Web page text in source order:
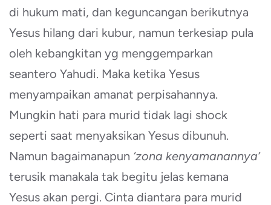
di hukum mati, dan keguncangan berikutnya
Yesus hilang dari kubur, namun terkesiap pula
oleh kebangkitan yg menggemparkan
seantero Yahudi. Maka ketika Yesus
menyampaikan amanat perpisahannya.
Mungkin hati para murid tidak lagi shock
seperti saat menyaksikan Yesus dibunuh.
Namun bagaimanapun ‘zona kenyamanannya’
terusik manakala tak begitu jelas kemana
Yesus akan pergi. Cinta diantara para murid